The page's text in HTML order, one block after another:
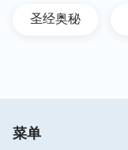
圣经奥秘
菜单